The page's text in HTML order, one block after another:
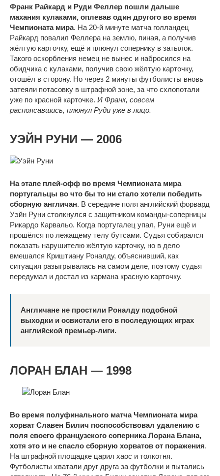
Франк Райкард и Руди Феллер пошли дальше
махания кулаками, оплевав один другого во время
Чемпионата мира. На 20-й минуте матча голландец
Райкард повалил Феллера на землю, пиная, а получив
жёлтую карточку, ещё и плюнул сопернику в затылок.
Такого оскорбления немец не вынес и набросился на
обидчика с кулаками, получив свою жёлтую карточку,
отошёл в сторону. Но через 2 минуты футболисты вновь
затеяли потасовку в штрафной зоне, за что схлопотали
уже по красной карточке. И Франк, совсем
распоясавшись, плюнул Руди уже в лицо.
УЭЙН РУНИ — 2006
На этапе плей-офф во время Чемпионата мира
португальцы во что бы то ни стало хотели победить
сборную англичан. В середине поля английский форвард
Уэйн Руни столкнулся с защитником команды-соперницы
Рикардо Карвальо. Когда португалец упал, Руни ещё и
прошёлся по лежащему телу бутсами. Судья собирался
показать нарушителю жёлтую карточку, но в дело
вмешался Криштиану Роналду, объяснивший, как
ситуация разыгрывалась на самом деле, поэтому судья
передумал и достал из кармана красную карточку.
Англичане не простили Роналду подобной
выходки и освистали его в последующих играх
английской премьер-лиги.
ЛОРАН БЛАН — 1998
Во время полуфинального матча Чемпионата мира
хорват Славен Билич поспособствовал удалению с
поля своего французского соперника Лорана Блана,
хотя это и не спасло сборную хорватов от поражения.
На штрафной площадке царил хаос и толкотня.
Футболисты хватали друг друга за футболки и пытались